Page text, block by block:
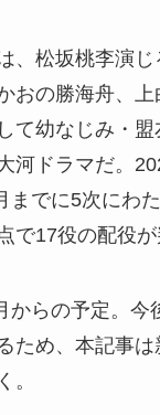
、松坂桃李演
おの勝海舟、上
て幼なじみ・盟
河ドラマだ。
までに5次にわ
で17役の配役が
からの予定。今
ため、本記事
。